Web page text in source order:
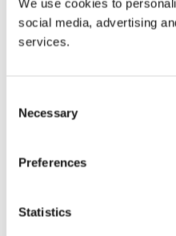
We use cookies to
social media, advertising
services.
Selection
Necessary
Preferences
Statistics